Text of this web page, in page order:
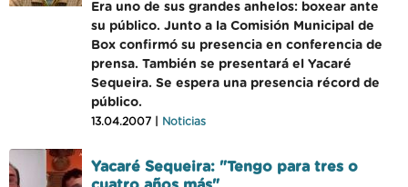
Era uno de sus grandes anhelos: boxear ante
su público. Junto a la Comisión Municipal de
Box confirmó su presencia en conferencia de
prensa. También se presentará el Yacaré
Sequeira. Se espera una presencia récord de
público.
13.04.2007 | Noticias
Yacaré Sequeira: "Tengo para tres o